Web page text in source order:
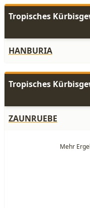
Tropisches
HANBURIA
Tropisches
ZAUNRUEBE